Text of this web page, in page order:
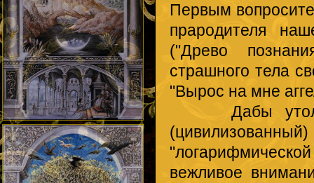
Первым
прародителя
("Древо
страшного тела
"Вырос на мне
Дабы утолить
вежливое